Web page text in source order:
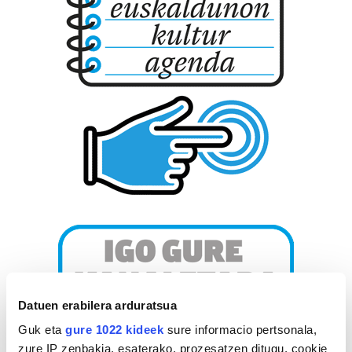
Datuen erabilera arduratsua
Guk eta gure 1022 kideek sure informacio pertsonala,
zure IP zenbakia, esaterako, prozesatzen ditugu, cookie